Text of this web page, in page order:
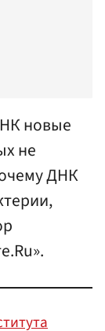
новые
не
ДНК